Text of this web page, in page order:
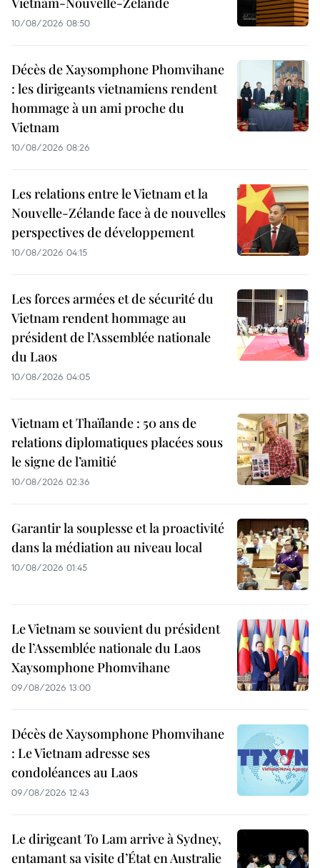
10/08/2026 08:50
Décès de Xaysomphone Phomvihane
: les dirigeants vietnamiens rendent
hommage à un ami proche du
Vietnam
10/08/2026 08:26
Les relations entre le Vietnam et la
Nouvelle-Zélande face à de nouvelles
perspectives de développement
10/08/2026 04:15
Les forces armées et de sécurité du
Vietnam rendent hommage au
président de l’Assemblée nationale
du Laos
10/08/2026 04:05
Vietnam et Thaïlande : 50 ans de
relations diplomatiques placées sous
le signe de l’amitié
10/08/2026 02:36
Garantir la souplesse et la proactivité
dans la médiation au niveau local
10/08/2026 01:45
Le Vietnam se souvient du président
de l’Assemblée nationale du Laos
Xaysomphone Phomvihane
09/08/2026 13:00
Décès de Xaysomphone Phomvihane
: Le Vietnam adresse ses
condoléances au Laos
09/08/2026 12:43
Le dirigeant To Lam arrive à Sydney,
entamant sa visite d’État en Australie